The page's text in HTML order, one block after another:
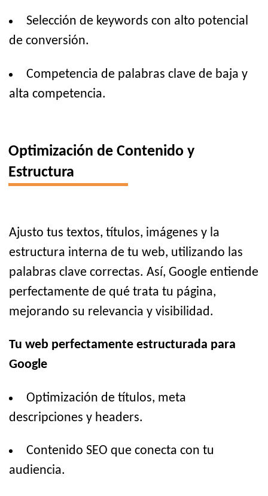
Selección de keywords con alto potencial
de conversión.
Competencia de palabras clave de baja y
alta competencia.
Optimización de Contenido y
Estructura
Ajusto tus textos, títulos, imágenes y la
estructura interna de tu web, utilizando las
palabras clave correctas. Así, Google entiende
perfectamente de qué trata tu página,
mejorando su relevancia y visibilidad.
Tu web perfectamente estructurada para
Google
Optimización de títulos, meta
descripciones y headers.
Contenido SEO que conecta con tu
audiencia.